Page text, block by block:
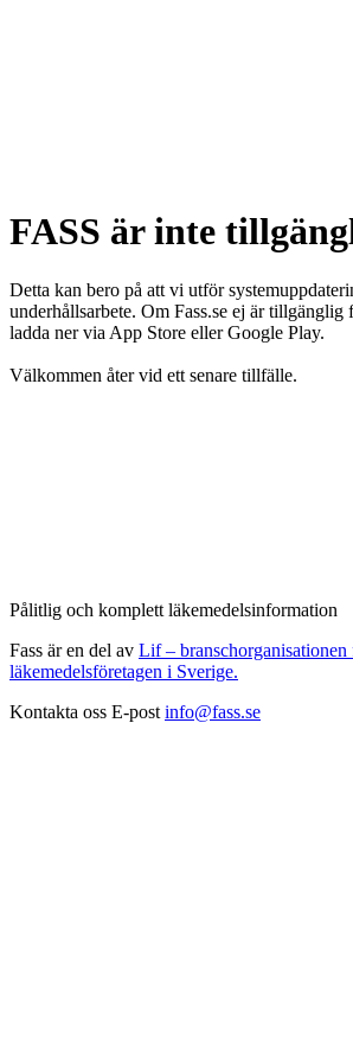
FASS är inte
Detta kan bero på att vi utför
underhållsarbete. Om Fass.se ej är tillgänglig
ladda ner via App Store eller Google Play.
Välkommen åter vid ett senare tillfälle.
Pålitlig och komplett läkemedelsinformation
Fass är en del av Lif – branschorganisationen
läkemedelsföretagen i Sverige.
Kontakta oss E-post info@fass.se